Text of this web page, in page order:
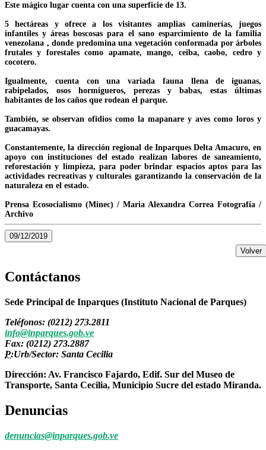
Este mágico lugar cuenta con una superficie de 13.
5 hectáreas y ofrece a los visitantes amplias caminerías, juegos
infantiles y áreas boscosas para el sano esparcimiento de la familia
venezolana , donde predomina una vegetación conformada por árboles
frutales y forestales como apamate, mango, ceiba, caobo, cedro y
cocotero.
Igualmente, cuenta con una variada fauna llena de iguanas,
rabipelados, osos hormigueros, perezas y babas, estas últimas
habitantes de los caños que rodean el parque.
También, se observan ofidios como la mapanare y aves como loros y
guacamayas.
Constantemente, la dirección regional de Inparques Delta Amacuro, en
apoyo con instituciones del estado realizan labores de saneamiento,
reforestación y limpieza, para poder brindar espacios aptos para las
actividades recreativas y culturales garantizando la conservación de la
naturaleza en el estado.
Prensa Ecosocialismo (Minec) / Maria Alexandra Correa Fotografía /
Archivo
09/12/2019
Volver
Contáctanos
Sede Principal de Inparques (Instituto Nacional de Parques)
Teléfonos: (0212) 273.2811
info@inparques.gob.ve
Fax: (0212) 273.2887
P:Urb/Sector: Santa Cecilia
Dirección: Av. Francisco Fajardo, Edif. Sur del Museo de
Transporte, Santa Cecilia, Municipio Sucre del estado Miranda.
Denuncias
denuncias@inparques.gob.ve